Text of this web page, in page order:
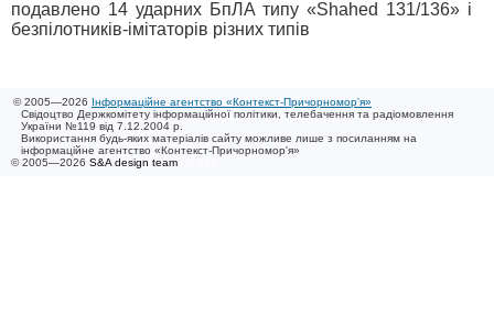
подавлено 14 ударних БпЛА типу «Shahed 131/136» і
безпілотників-імітаторів різних типів
© 2005—2026 Інформаційне агентство «Контекст-Причорномор'я»
Свідоцтво Держкомітету інформаційної політики, телебачення та радіомовлення
України №119 від 7.12.2004 р.
Використання будь-яких матеріалів сайту можливе лише з посиланням на
інформаційне агентство «Контекст-Причорномор'я»
© 2005—2026 S&A design team